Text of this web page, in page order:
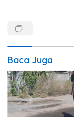
Baca Juga